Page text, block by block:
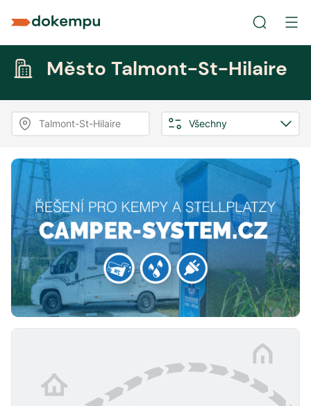
Město Talmont-St-Hilaire
Talmont-St-Hilaire Všechny